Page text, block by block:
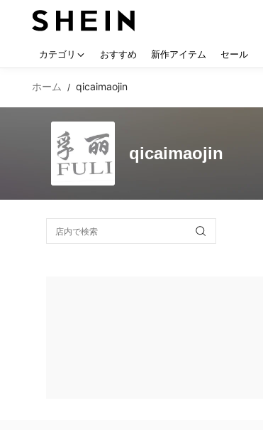
カテゴリ おすすめ 新作アイテム セール
ホーム / qicaimaojin
qicaimaojin